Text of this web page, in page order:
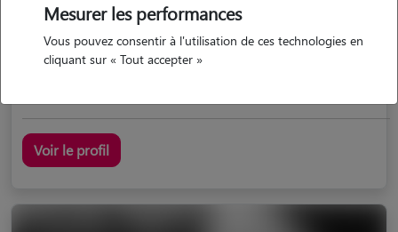
petsitter confirmée, amoureuse des animaux
Voir le profil
Mesurer les performances
Vous pouvez consentir à l'utilisation de ces technologies en
cliquant sur « Tout accepter »